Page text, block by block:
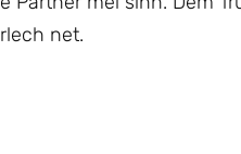
net.